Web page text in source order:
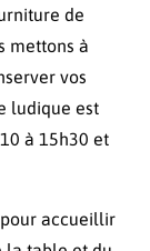
de
mettons à
vos
ludique est
à 15h30 et
pour accueillir